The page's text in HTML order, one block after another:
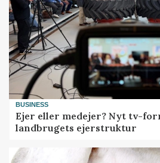
BUSINESS
Ejer eller medejer? Nyt tv-
landbrugets ejerstruktur